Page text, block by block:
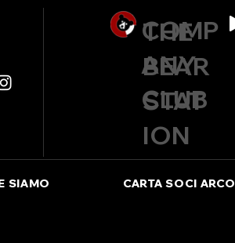
COMP
ANY
CLUB
THE
BEAR
STAT
ION
SIAMO CARTA SOCI ARCO